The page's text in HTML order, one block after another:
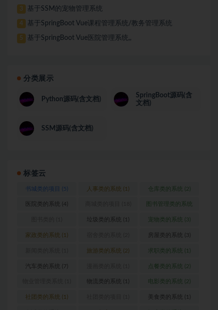
3 基于SSM的宠物管理系统
4 基于SpringBoot Vue课程管理系统/教务管理系统
5 基于SpringBoot Vue医院管理系统,,
分类展示
Python源码(含文档)
SpringBoot源码(含
文档)
SSM源码(含文档)
标签云
书城类的项目 (5) 人事类的系统 (1) 仓库类的系统 (2)
医院类的系统 (4) 图书管理类的系统
(1)
垃圾类的系统 (1) 宠物类的系统 (3)
家政类的系统 (1) 房屋类的系统 (3)
旅游类的系统 (2) 求职类的系统 (1)
汽车类的系统 (7) 点餐类的系统 (2)
物流类的系统 (1) 电影类的系统 (2)
社团类的系统 (1) 美食类的系统 (1)